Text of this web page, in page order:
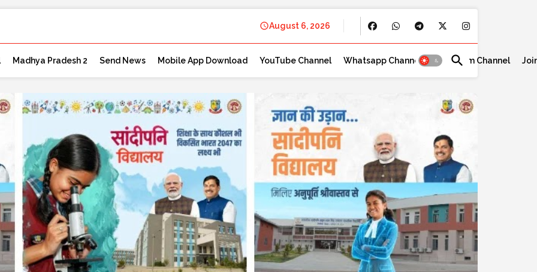
August 6, 2026
Madhya Pradesh 2 Send News Mobile App Download YouTube Channel Whatsapp Channel Telegram Channel